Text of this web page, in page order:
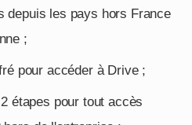
depuis les pays hors France
;
pour accéder à Drive ;
étapes pour tout accès